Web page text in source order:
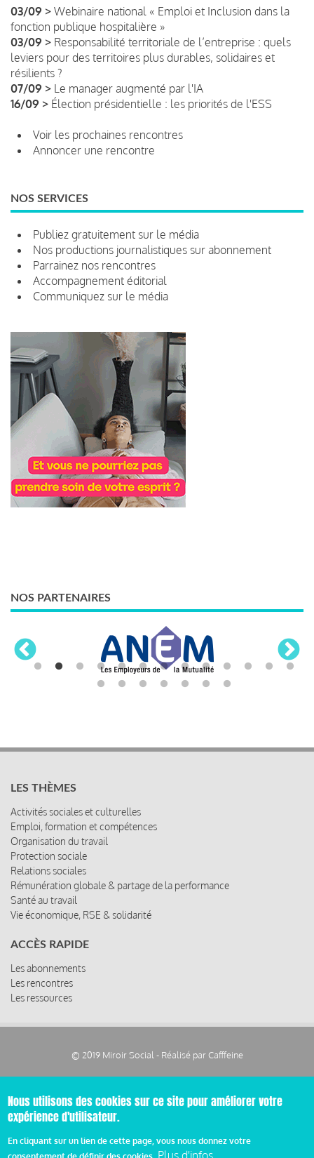
03/09 > Webinaire national « Emploi et Inclusion dans la
fonction publique hospitalière »
03/09 > Responsabilité territoriale de l’entreprise : quels
leviers pour des territoires plus durables, solidaires et
résilients ?
07/09 > Le manager augmenté par l'IA
16/09 > Élection présidentielle : les priorités de l'ESS
Voir les prochaines rencontres
Annoncer une rencontre
NOS SERVICES
Publiez gratuitement sur le média
Nos productions journalistiques sur abonnement
Parrainez nos rencontres
Accompagnement éditorial
Communiquez sur le média
NOS PARTENAIRES
LES THÈMES
Activités sociales et culturelles
Emploi, formation et compétences
Organisation du travail
Protection sociale
Relations sociales
Rémunération globale & partage de la performance
Santé au travail
Vie économique, RSE & solidarité
ACCÈS RAPIDE
Les abonnements
Les rencontres
Les ressources
© 2019 Miroir Social - Réalisé par Cafffeine
Pied
de
d’abonnement
Nous utilisons des cookies sur ce site pour améliorer votre
expérience d'utilisateur.
En cliquant sur un lien de cette page, vous nous donnez votre
Plus d'infos